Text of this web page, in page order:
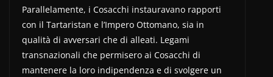
Parallelamente, i Cosacchi instauravano rapporti
con il Tartaristan e l’Impero Ottomano, sia in
qualità di avversari che di alleati. Legami
transnazionali che permisero ai Cosacchi di
mantenere la loro indipendenza e di svolgere un